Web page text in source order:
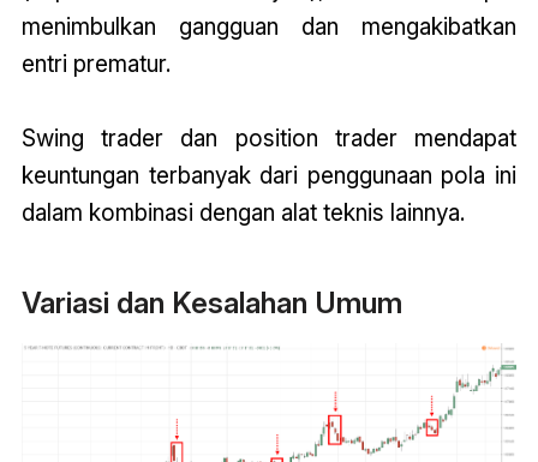
menimbulkan gangguan dan mengakibatkan
entri prematur.
Swing trader dan position trader mendapat
keuntungan terbanyak dari penggunaan pola ini
dalam kombinasi dengan alat teknis lainnya.
Variasi dan Kesalahan Umum